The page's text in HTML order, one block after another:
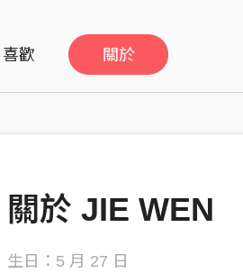
喜歡 關於
關於 JIE WEN
生日：5 月 27 日